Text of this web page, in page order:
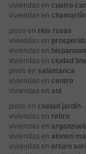
viviendas en cuatro
viviendas en chamartín
pisos en rios rosas
viviendas en
viviendas en
viviendas en ciudad
pisos en salamanca
viviendas en centro
viviendas en sol
pisos en ciudad jardín
viviendas en retiro
viviendas en
viviendas en alonso
viviendas en arturo